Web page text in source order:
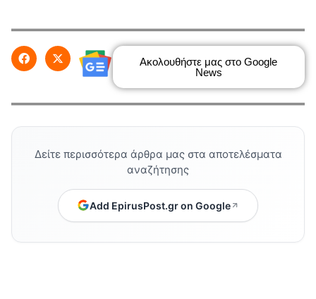
Ακολουθήστε μας στο Google
News
Δείτε περισσότερα άρθρα μας στα αποτελέσματα
αναζήτησης
Add EpirusPost.gr on Google